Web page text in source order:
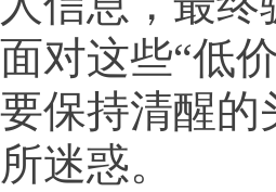
面对这些“低
要保持清醒的
所迷惑。